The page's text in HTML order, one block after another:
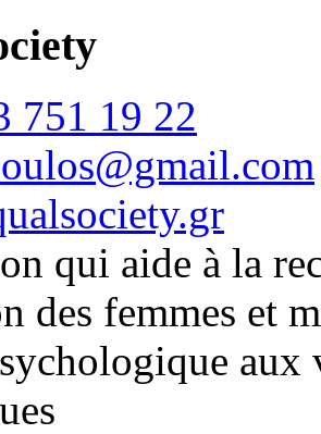
751 19 22
qui aide à la
des femmes et
aux